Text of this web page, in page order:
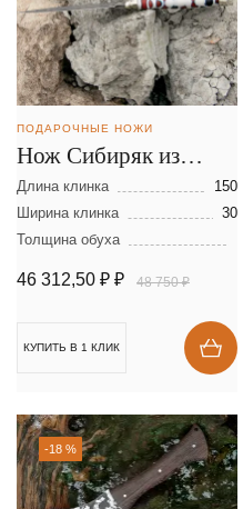
ПОДАРОЧНЫЕ НОЖИ
Нож Сибиряк из
ламинированной
стали
Длина клинка
150
Ширина клинка
30
Толщина обуха
46 312,50 ₽ ₽ 48 750 ₽
КУПИТЬ В 1 КЛИК
-18 %